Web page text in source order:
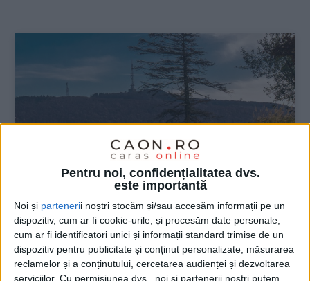
Pentru noi, confidențialitatea dvs.
este importantă
Noi și partenerii noștri stocăm și/sau accesăm informații pe un
dispozitiv, cum ar fi cookie-urile, și procesăm date personale,
cum ar fi identificatori unici și informații standard trimise de un
dispozitiv pentru publicitate și conținut personalizate, măsurarea
reclamelor și a conținutului, cercetarea audienței și dezvoltarea
serviciilor. Cu permisiunea dvs., noi și partenerii noștri putem
ŞTIRILE JUDEŢULUI CARAŞ-SEVERIN
Drumul Prislop-Semenic gata spre
Sfântu’ Așteaptă